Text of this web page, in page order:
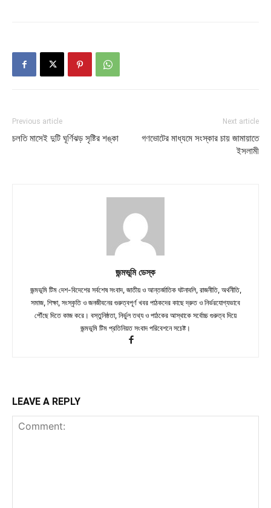
Previous article
চলতি মাসেই দুটি ঘূর্ণিঝড় সৃষ্টির শঙ্কা
Next article
গণভোটের মাধ্যমে সংস্কার চায় জামায়াতে
ইসলামী
জন্মভূমি ডেস্ক
জন্মভূমি টিম দেশ-বিদেশের সর্বশেষ সংবাদ, জাতীয় ও আন্তর্জাতিক ঘটনাবলি, রাজনীতি, অর্থনীতি,
সমাজ, শিক্ষা, সংস্কৃতি ও জনজীবনের গুরুত্বপূর্ণ খবর পাঠকদের কাছে দ্রুত ও নির্ভরযোগ্যভাবে
পৌঁছে দিতে কাজ করে। বস্তুনিষ্ঠতা, নির্ভুল তথ্য ও পাঠকের আস্থাকে সর্বোচ্চ গুরুত্ব দিয়ে
জন্মভূমি টিম প্রতিনিয়ত সংবাদ পরিবেশনে সচেষ্ট।
LEAVE A REPLY